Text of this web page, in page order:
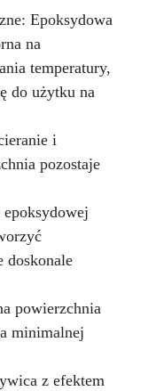
EN 13813 i
Emalia
• brodziki
• płytki •
• podkłady •
Epoksydowa
na
temperatury,
do użytku na
i
pozostaje
doskonale
powierzchnia
minimalnej
z efektem